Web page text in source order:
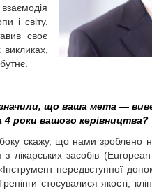
і світу.
своє
що ваша мета —
4 роки вашого керівництва?
скажу, що нами зроблено
лікарських засобів
передвступної
стосувалися якості,